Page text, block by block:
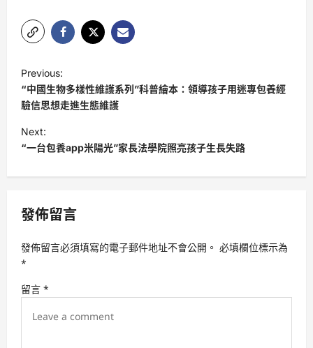
o
s
t
n
a
i
a
t
i
Previous:
“中國生物多樣性維護系列”科普繪本：領導孩子用迷專包養經
驗信思想走進生態維護
Next:
“一台包養app米陽光”家長法學院照亮孩子生長失路
發佈留言
發佈留言必須填寫的電子郵件地址不會公開。 必填欄位標示為
*
留言 *